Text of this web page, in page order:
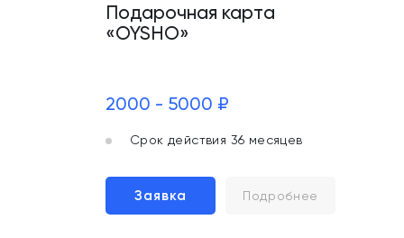
Подарочная карта
«OYSHO»
2000 - 5000 ₽
Срок действия 36 месяцев
Заявка Подробнее